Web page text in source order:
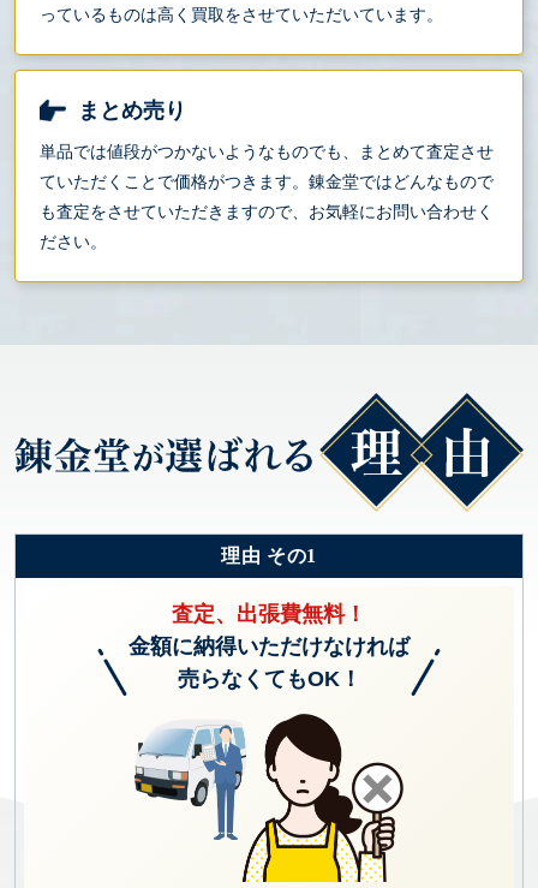
っているものは高く買取をさせていただいています。
まとめ売り
単品では値段がつかないようなものでも、まとめて査定させ
ていただくことで価格がつきます。錬金堂ではどんなもので
も査定をさせていただきますので、お気軽にお問い合わせく
ださい。
理由 その1
査定、出張費無料！
金額に納得いただけなければ
売らなくてもOK！